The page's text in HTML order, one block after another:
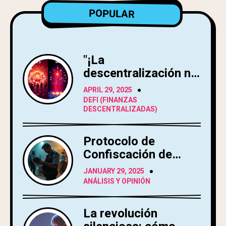
POPULAR
"¡La
descentralización no
es moda, es
defensa!"
APRIL 29, 2025
DEFI (FINANZAS
DESCENTRALIZADAS)
Protocolo de
Confiscación de
Criptoactivos
JANUARY 29, 2025
ANÁLISIS Y OPINIÓN
La revolución